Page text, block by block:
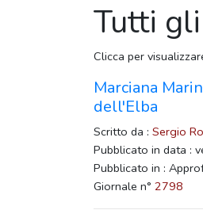
Tutti
Clicca per
Marciana
dell'Elba
Scritto da : Sergio
Pubblicato in data :
Pubblicato in :
Giornale n° 2798